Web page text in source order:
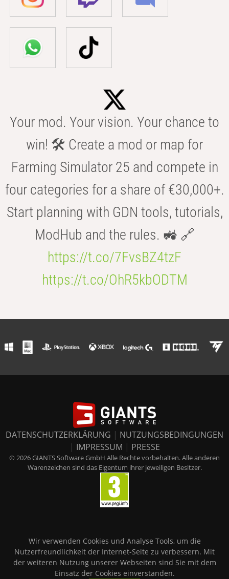
Your mod. Your vision. Your chance to
win! 🛠️ Create a mod or map for
Farming Simulator 25 and compete in
four categories for a share of €30,000+.
Start planning with GDN tools, tutorials,
ModHub and the rules. 🚜 🔗
https://t.co/7FvsBZ4tzF
https://t.co/OhR5kbODTM
DATENSCHUTZERKLÄRUNG | NUTZUNGSBEDINGUNGEN
| IMPRESSUM | PRESSE
© 2026 GIANTS Software GmbH Alle Rechte vorbehalten. Alle anderen
Warenzeichen sind das Eigentum ihrer jeweiligen Besitzer.
Wir verwenden Cookies und Analyse Tools, um die
Nutzerfreundlichkeit der Internet-Seite zu verbessern. Mit
der weiteren Nutzung unserer Webseiten sind Sie mit dem
Einsatz der Cookies einverstanden.